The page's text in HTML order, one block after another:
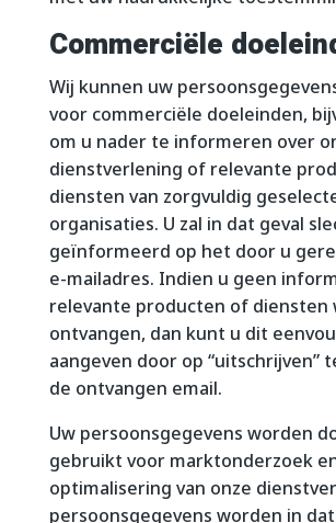
Commerciële
Wij kunnen uw
voor commerciële doeleinden,
om u nader te informeren over
dienstverlening of relevante
diensten van zorgvuldig
organisaties. U zal in dat geval
geïnformeerd op het door u
e-mailadres. Indien u geen
relevante producten of diensten
ontvangen, dan kunt u dit
aangeven door op “uitschrijven”
de ontvangen email.
Uw persoonsgegevens worden
gebruikt voor marktonderzoek
optimalisering van onze
persoonsgegevens worden in